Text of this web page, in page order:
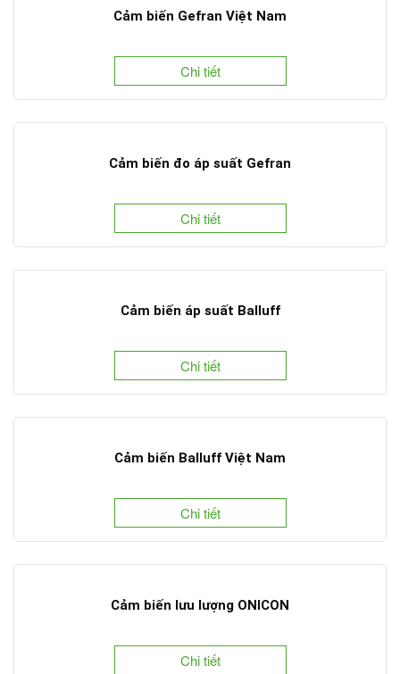
Cảm biến Gefran Việt Nam
Chi tiết
Cảm biến đo áp suất Gefran
Chi tiết
Cảm biến áp suất Balluff
Chi tiết
Cảm biến Balluff Việt Nam
Chi tiết
Cảm biến lưu lượng ONICON
Chi tiết